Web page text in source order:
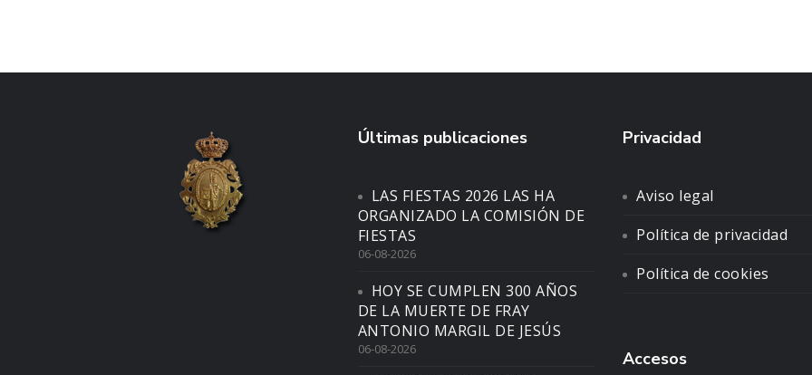
Últimas publicaciones
LAS FIESTAS 2026 LAS HA
ORGANIZADO LA COMISIÓN DE
FIESTAS
06-08-2026
HOY SE CUMPLEN 300 AÑOS
DE LA MUERTE DE FRAY
ANTONIO MARGIL DE JESÚS
06-08-2026
Privacidad
Aviso legal
Política de privacidad
Política de cookies
Accesos